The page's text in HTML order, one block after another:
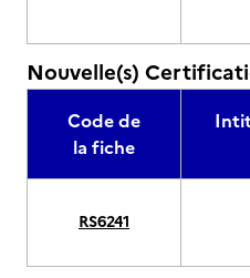
Nouvelle(s)
Code de
la fiche
RS6241